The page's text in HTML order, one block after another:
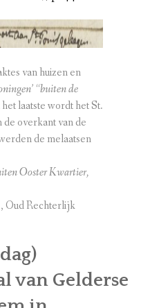
van huizen en
“buiten de
laatste wordt het St.
overkant van de
de melaatsen
Ooster Kwartier,
Oud Rechterlijk
van Gelderse